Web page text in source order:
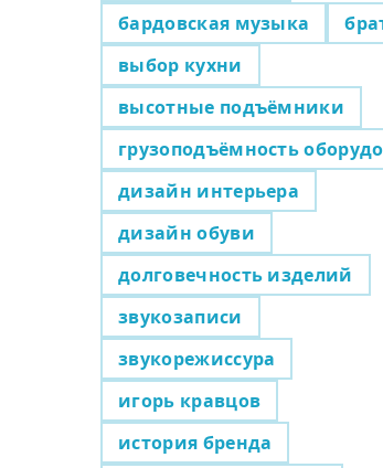
бардовская музыка
выбор кухни
высотные подъёмники
грузоподъёмность
дизайн интерьера
дизайн обуви
долговечность изделий
звукозаписи
звукорежиссура
игорь кравцов
история бренда